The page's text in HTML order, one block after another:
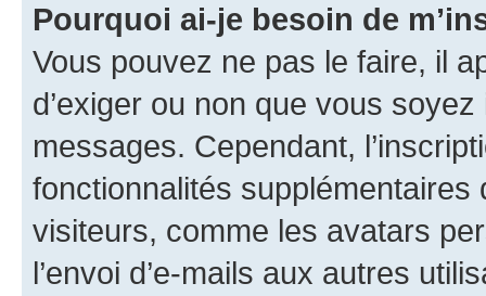
Pourquoi ai-je besoin de
Vous pouvez ne pas le faire, il
d’exiger ou non que vous
messages. Cependant,
fonctionnalités
visiteurs, comme les avatars
l’envoi d’e-mails aux autres